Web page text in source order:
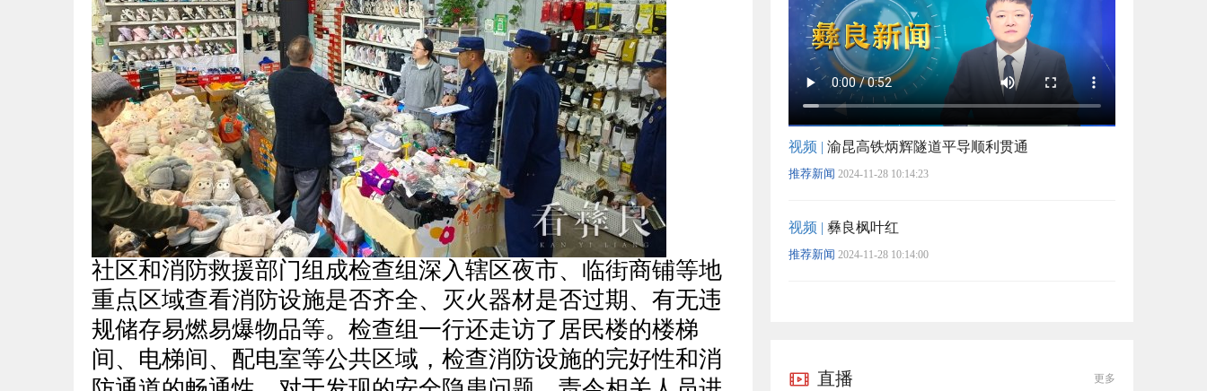
社区和消防救援部门组成检查组深入辖区夜市、临街商铺等地
重点区域查看消防设施是否齐全、灭火器材是否过期、有无违
规储存易燃易爆物品等。检查组一行还走访了居民楼的楼梯
间、电梯间、配电室等公共区域，检查消防设施的完好性和消
视频 |渝昆高铁炳辉隧道平导顺利贯通
推荐新闻 2024-11-28 10:14:23
视频 |彝良枫叶红
推荐新闻 2024-11-28 10:14:00
直播 更多